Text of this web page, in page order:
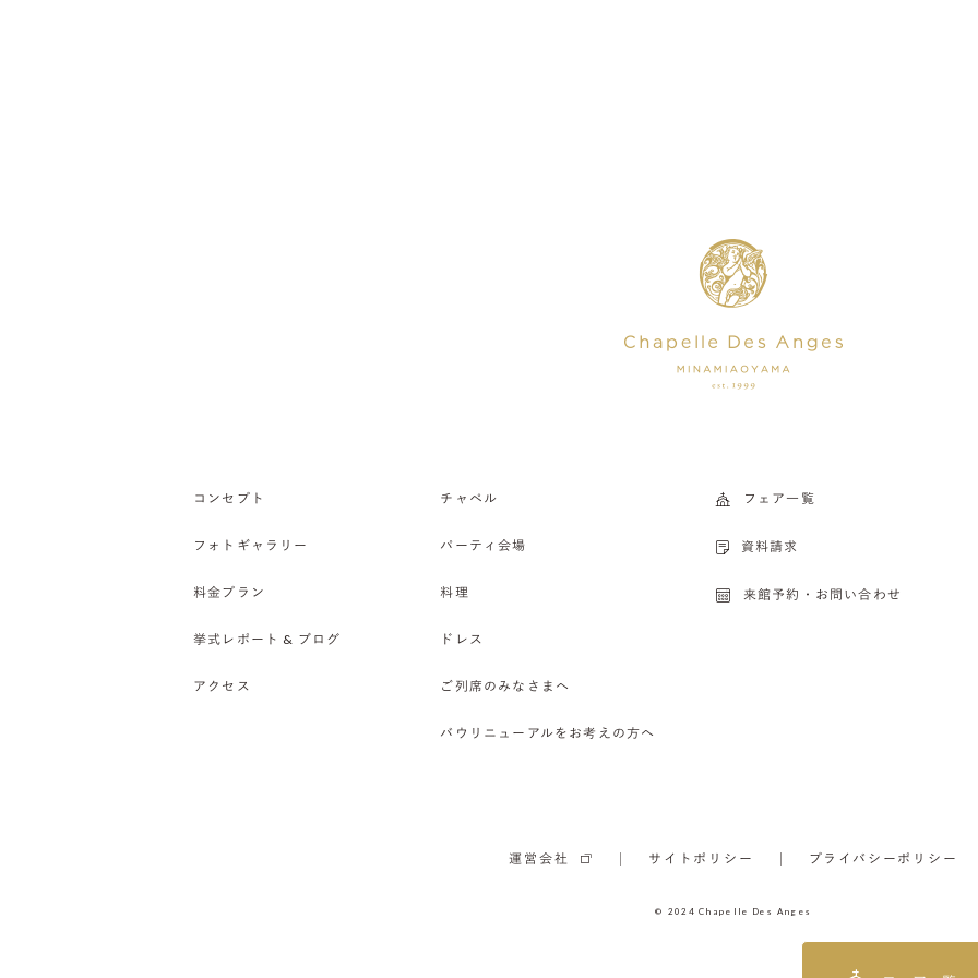
コンセプト
フォトギャラリー
料金プラン
挙式レポート & ブログ
アクセス
チャペル
パーティ会場
料理
ドレス
ご列席のみなさまへ
バウリニューアルをお考えの方へ
フェア一覧
資料請求
来館予約・お問い合わせ
運営会社 サイトポリシー プライバシーポリシー
© 2024 Chapelle Des Anges